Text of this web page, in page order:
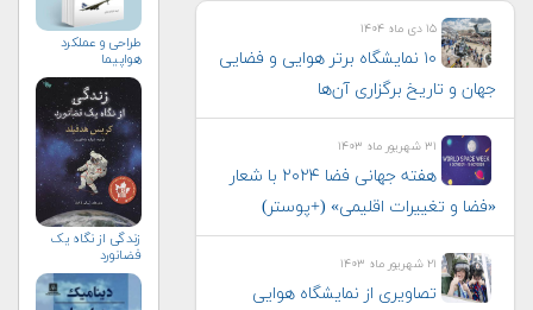
۱۵ دی ماه ۱۴۰۴
۱۰ نمایشگاه برتر هوایی و فضایی
جهان و تاریخ برگزاری آن‌ها
۳۱ شهریور ماه ۱۴۰۳
هفته جهانی فضا ۲۰۲۴ با شعار
«فضا و تغییرات اقلیمی» (+پوستر)
۲۱ شهریور ماه ۱۴۰۳
تصاویری از نمایشگاه هوایی
طراحی و عملکرد
هواپیما
زندگی از نگاه یک
فضانورد